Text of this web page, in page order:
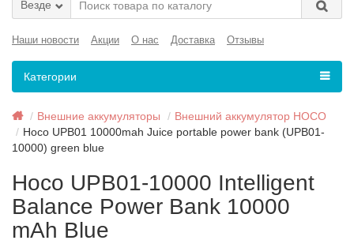
Везде
Наши новости Акции О нас Доставка Отзывы
Категории
Внешние аккумуляторы
Внешний аккумулятор HOCO
Hoco UPB01 10000mah Juice portable power bank (UPB01-
10000) green blue
Hoco UPB01-10000 Intelligent
Balance Power Bank 10000
mAh Blue